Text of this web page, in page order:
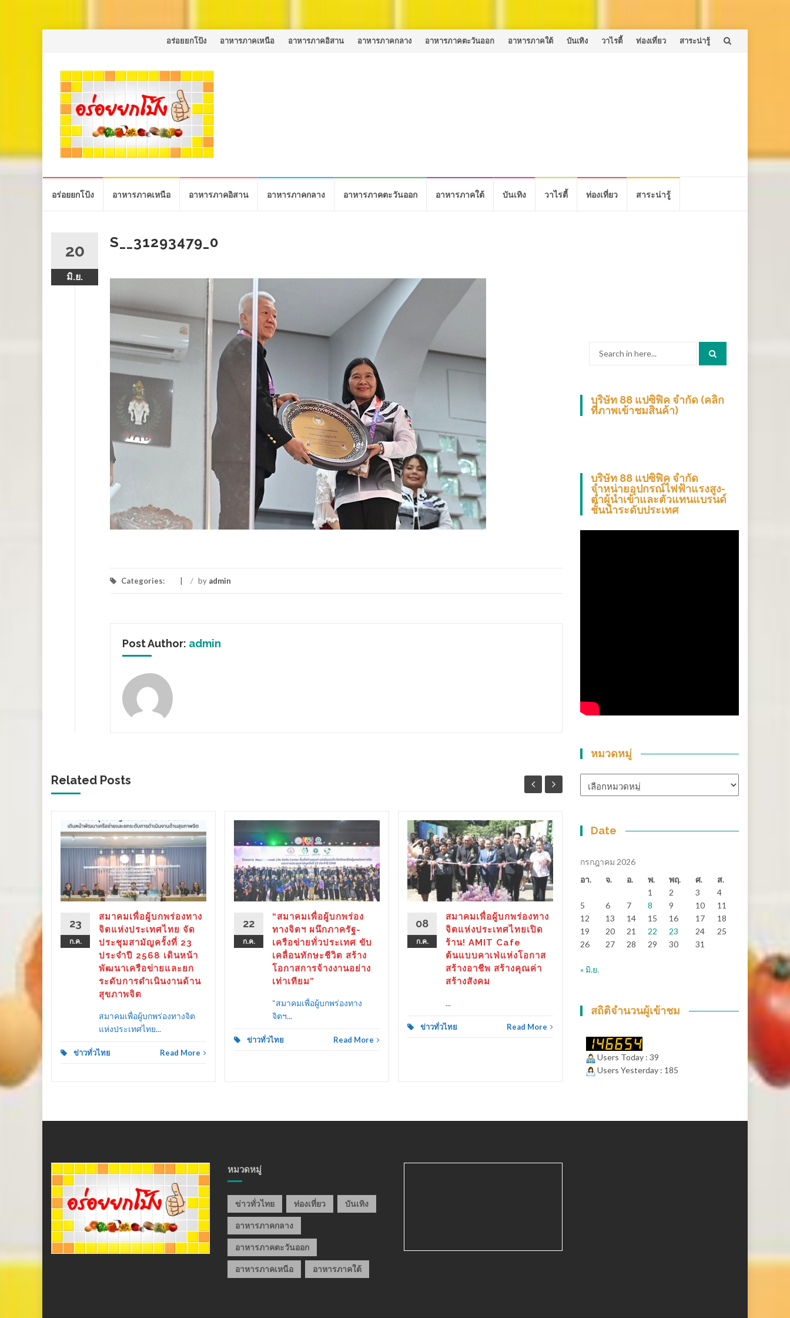
Skip
content
อร่อยยกโป้ง อาหารภาคเหนือ อาหารภาคอิสาน อาหารภาคกลาง อาหารภาคตะวันออก อาหารภาคใต้ บันเทิง วาไรตี้ ท่องเที่ยว สาระน่ารู้
อร่อยยกโป้ง อาหารภาคเหนือ อาหารภาคอิสาน อาหารภาคกลาง อาหารภาคตะวันออก อาหารภาคใต้ บันเทิง วาไรตี้ ท่องเที่ยว สาระน่ารู้
20
มิ.ย.
S__31293479_0
Categories: / by admin
Post Author: admin
Related Posts
23
ก.ค.
สมาคมเพื่อผู้บกพร่องทาง
จิตแห่งประเทศไทย จัด
ประชุมสามัญครั้งที่ 23
ประจำปี 2568 เดินหน้า
พัฒนาเครือข่ายและยก
ระดับการดำเนินงานด้าน
สุขภาพจิต
สมาคมเพื่อผู้บกพร่องทางจิต
แห่งประเทศไทย...
ข่าวทั่วไทย Read More
22
ก.ค.
“สมาคมเพื่อผู้บกพร่อง
ทางจิตฯ ผนึกภาครัฐ-
เครือข่ายทั่วประเทศ ขับ
เคลื่อนทักษะชีวิต สร้าง
โอกาสการจ้างงานอย่าง
เท่าเทียม”
“สมาคมเพื่อผู้บกพร่องทาง
จิตฯ...
ข่าวทั่วไทย Read More
08
ก.ค.
สมาคมเพื่อผู้บกพร่องทาง
จิตแห่งประเทศไทยเปิด
ร้าน! AMIT Cafe
ต้นแบบคาเฟ่แห่งโอกาส
สร้างอาชีพ สร้างคุณค่า
สร้างสังคม
...
ข่าวทั่วไทย Read More
มิ.ย.
เงินสะพัดกว่า 288 ล้าน
ช้างเกมส์”
สุราษฎร์ธานี-“ตาปีเกมส์ 69”
ปิดฉากยิ่งใหญ่...
ข่าวทั่วไทย Read More
ข่าวทั่
บริษัท 88 แปซิฟิค จำกัด (คลิก
ที่ภาพเข้าชมสินค้า)
บริษัท 88 แปซิฟิค จำกัด
จำหน่ายอุปกรณ์ไฟฟ้าแรงสูง-
ต่ำผู้นำเข้าและตัวแทนแบรนด์
ชั้นนำระดับประเทศ
หมวดหมู่
หมู่
Date
กรกฎาคม 2026
อา.
จ. อ. พ. พฤ. ศ.
ส.
1
2 3
4
5
6 7 8 9 10
11
12
13 14 15 16 17
18
19
20 21 22 23 24
25
26
27 28 29 30 31
« มิ.ย.
สถิติจำนวนผู้เข้าชม
Users Today : 39
Users Yesterday : 185
หมวดหมู่
ข่าวทั่วไทย ท่องเที่ยว บันเทิง
อาหารภาคกลาง
อาหารภาคตะวันออก
อาหารภาคเหนือ อาหารภาคใต้